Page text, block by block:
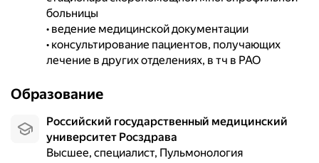
больницы
• ведение медицинской документации
• консультирование пациентов, получающих
лечение в других отделениях, в тч в РАО
Образование
Российский государственный медицинский
университет Росздрава
высшее, специалист, Пульмонология